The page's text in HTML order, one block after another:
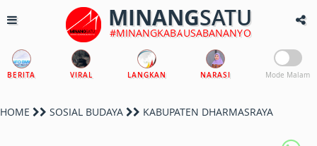
MINANGSATU
#MINANGKABAUSABANANYO
BERITA VIRAL LANGKAN NARASI Mode Malam
HOME SOSIAL BUDAYA KABUPATEN DHARMASRAYA